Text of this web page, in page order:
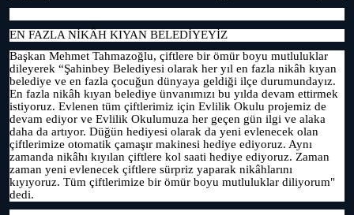
EN FAZLA NİKÂH KIYAN BELEDİYEYİZ
Başkan Mehmet Tahmazoğlu, çiftlere bir ömür boyu mutluluklar
dileyerek “Şahinbey Belediyesi olarak her yıl en fazla nikâh kıyan
belediye ve en fazla çocuğun dünyaya geldiği ilçe durumundayız.
En fazla nikâh kıyan belediye ünvanımızı bu yılda devam ettirmek
istiyoruz. Evlenen tüm çiftlerimiz için Evlilik Okulu projemiz de
devam ediyor ve Evlilik Okulumuza her geçen gün ilgi ve alaka
daha da artıyor. Düğün hediyesi olarak da yeni evlenecek olan
çiftlerimize otomatik çamaşır makinesi hediye ediyoruz. Aynı
zamanda nikâhı kıyılan çiftlere kol saati hediye ediyoruz. Zaman
zaman yeni evlenecek çiftlere sürpriz yaparak nikâhlarını
kıyıyoruz. Tüm çiftlerimize bir ömür boyu mutluluklar diliyorum"
dedi.